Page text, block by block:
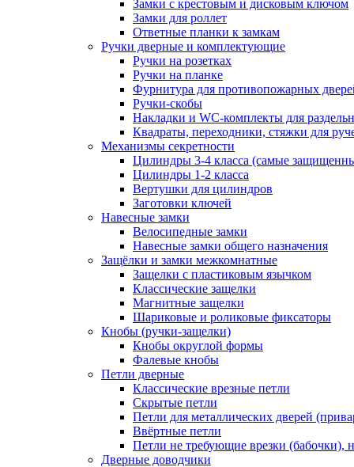
Замки с крестовым и дисковым ключом
Замки для роллет
Ответные планки к замкам
Ручки дверные и комплектующие
Ручки на розетках
Ручки на планке
Фурнитура для противопожарных
Ручки-скобы
Накладки и WC-комплекты для
Квадраты, переходники, стяжки для
Механизмы секретности
Цилиндры 3-4 класса (самые
Цилиндры 1-2 класса
Вертушки для цилиндров
Заготовки ключей
Навесные замки
Велосипедные замки
Навесные замки общего назначения
Защёлки и замки межкомнатные
Защелки с пластиковым язычком
Классические защелки
Магнитные защелки
Шариковые и роликовые фиксаторы
Кнобы (ручки-защелки)
Кнобы округлой формы
Фалевые кнобы
Петли дверные
Классические врезные петли
Скрытые петли
Петли для металлических дверей
Ввёртные петли
Петли не требующие врезки (бабочки),
Дверные доводчики